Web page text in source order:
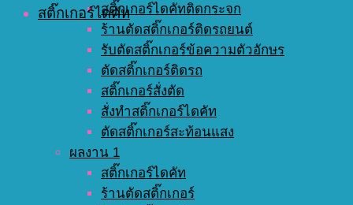
สติ๊กเกอร์ไดคัทติดกระจก
ร้านตัดสติ๊กเกอร์ติดรถยนต์
รับตัดสติ๊กเกอร์ข้อความตัวอักษร
ตัดสติ๊กเกอร์ติดรถ
สติ๊กเกอร์สั่งตัด
สั่งทำสติ๊กเกอร์ไดคัท
ตัดสติ๊กเกอร์สะท้อนแสง
ผลงาน 1
สติ๊กเกอร์ไดคัท
ร้านตัดสติ๊กเกอร์
สติ๊กเกอร์ไดคัท